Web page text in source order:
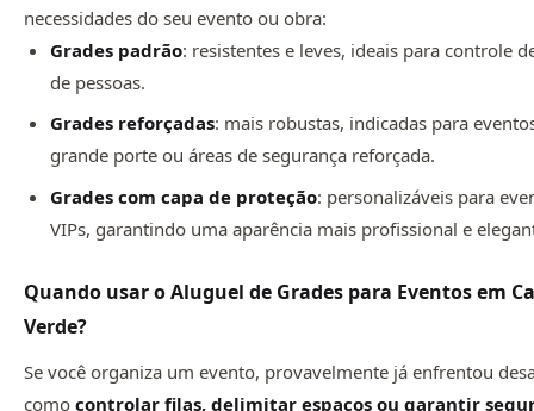
necessidades do seu evento ou obra:
Grades padrão: resistentes e leves, ideais para controle
de pessoas.
Grades reforçadas: mais robustas, indicadas para
grande porte ou áreas de segurança reforçada.
Grades com capa de proteção: personalizáveis para
VIPs, garantindo uma aparência mais profissional e
Quando usar o Aluguel de Grades para Eventos em
Verde?
Se você organiza um evento, provavelmente já enfrentou
como controlar filas, delimitar espaços ou garantir